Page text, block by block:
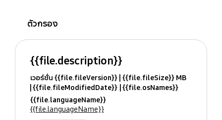
ตัวกรอง
{{file.description}}
เวอร์ชั่น {{file.fileVersion}} {{file.fileSize}} MB
{{file.fileModifiedDate}} {{file.osNames}}
{{file.languageName}}
{{file.languageName}}